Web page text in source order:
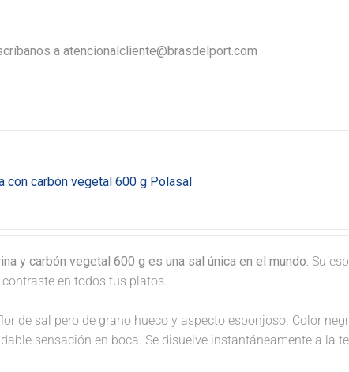
a atencionalcliente@brasdelport.com
con carbón vegetal 600 g Polasal
y carbón vegetal 600 g es una sal única en el mundo. Su
en todos tus platos.
de sal pero de grano hueco y aspecto esponjoso. Color
sensación en boca. Se disuelve instantáneamente a la